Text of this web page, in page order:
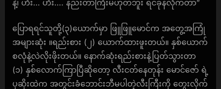
နဲ့၊ ဟီး… ဟီး…. နည်းတာကြီးမဟုတ်ဘူး ရင်ခုန်လိုက်တာ”
ပြောရရင်သူတို့(၃)ယောက်မှာ ဖြူဖြူမောင်က အတွေ့အကြုံ
အများဆုံး ။ရည်းစား (၂) ယောက်ထားဖူးတယ်။ နှစ်ယောက်
စလုံနဲ့လဲလိုးဖိုးတယ်။ နောက်ဆုံးရည်းစားနဲ့ပြတ်သွားတာ
(၁) နှစ်လောက်ကြာပြီဆိုတော့ လီးငတ်နေတုန်း မောင်ဇော် ရဲ့
ပုဆိုးထဲက အတွင်းခံဘောင်းဘီမပါတဲ့လီးကြီးကို တွေးလိုက်